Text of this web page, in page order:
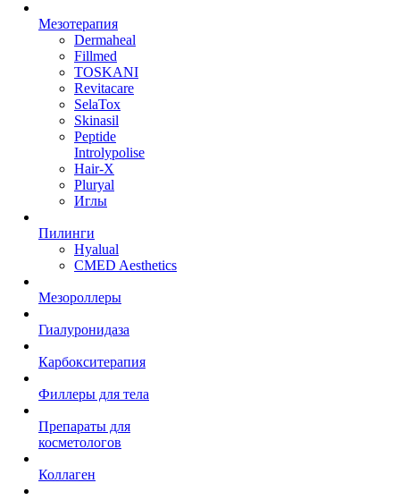
Мезотерапия
Dermaheal
Fillmed
TOSKANI
Revitacare
SelaTox
Skinasil
Peptide
Introlypolise
Hair-X
Pluryal
Иглы
Пилинги
Hyalual
CMED Aesthetics
Мезороллеры
Гиалуронидаза
Карбокситерапия
Филлеры для тела
Препараты для
косметологов
Коллаген